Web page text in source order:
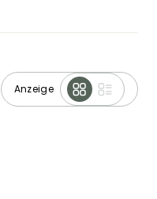
Anzeige